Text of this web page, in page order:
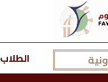
الطلاب